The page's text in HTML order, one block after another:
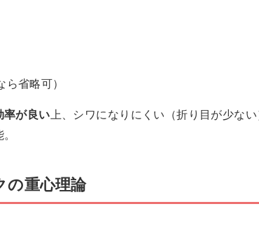
省略可）
率が良い 上、シワになりにくい（折り目が少な
の重心理論